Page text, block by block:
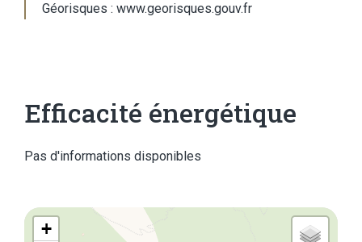
Géorisques : www.georisques.gouv.fr
Efficacité énergétique
Pas d'informations disponibles
+